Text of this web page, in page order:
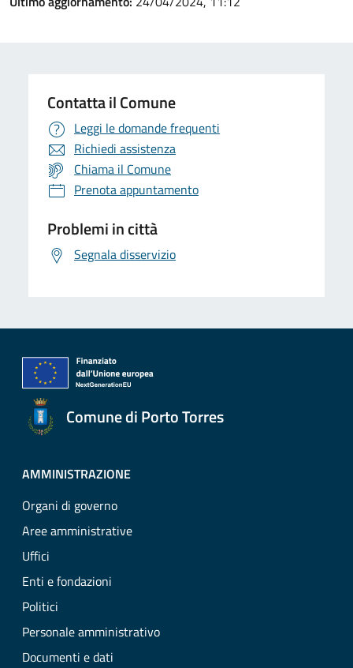
Contatta il Comune
Leggi le domande frequenti
Richiedi assistenza
Chiama il Comune
Prenota appuntamento
Problemi in città
Segnala disservizio
Comune di Porto Torres
AMMINISTRAZIONE
Organi di governo
Aree amministrative
Uffici
Enti e fondazioni
Politici
Personale amministrativo
Documenti e dati